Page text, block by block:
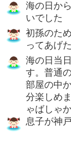
海の日か
いでした
初孫のた
ってあげ
海の日当
す。普通
部屋の中
分楽しめ
ゃばしゃ
息子が神